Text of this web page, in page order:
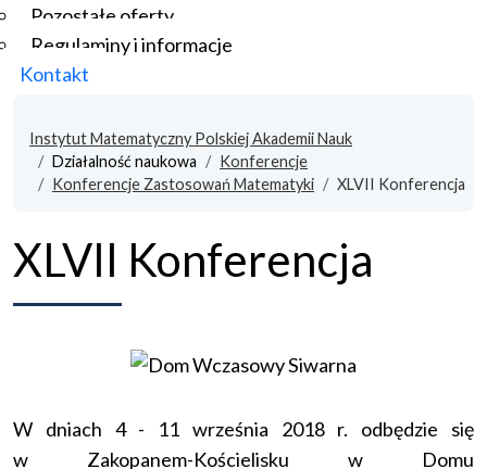
Pozostałe oferty
Regulaminy i informacje
Kontakt
Instytut Matematyczny Polskiej Akademii Nauk
Działalność naukowa
Konferencje
Konferencje Zastosowań Matematyki
XLVII Konferencja
XLVII Konferencja
W dniach 4 - 11 września 2018 r. odbędzie się
w Zakopanem-Kościelisku w Domu